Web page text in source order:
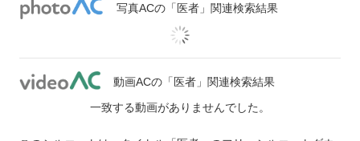
写真ACの「医者」関連検索結果
動画ACの「医者」関連検索結果
一致する動画がありませんでした。